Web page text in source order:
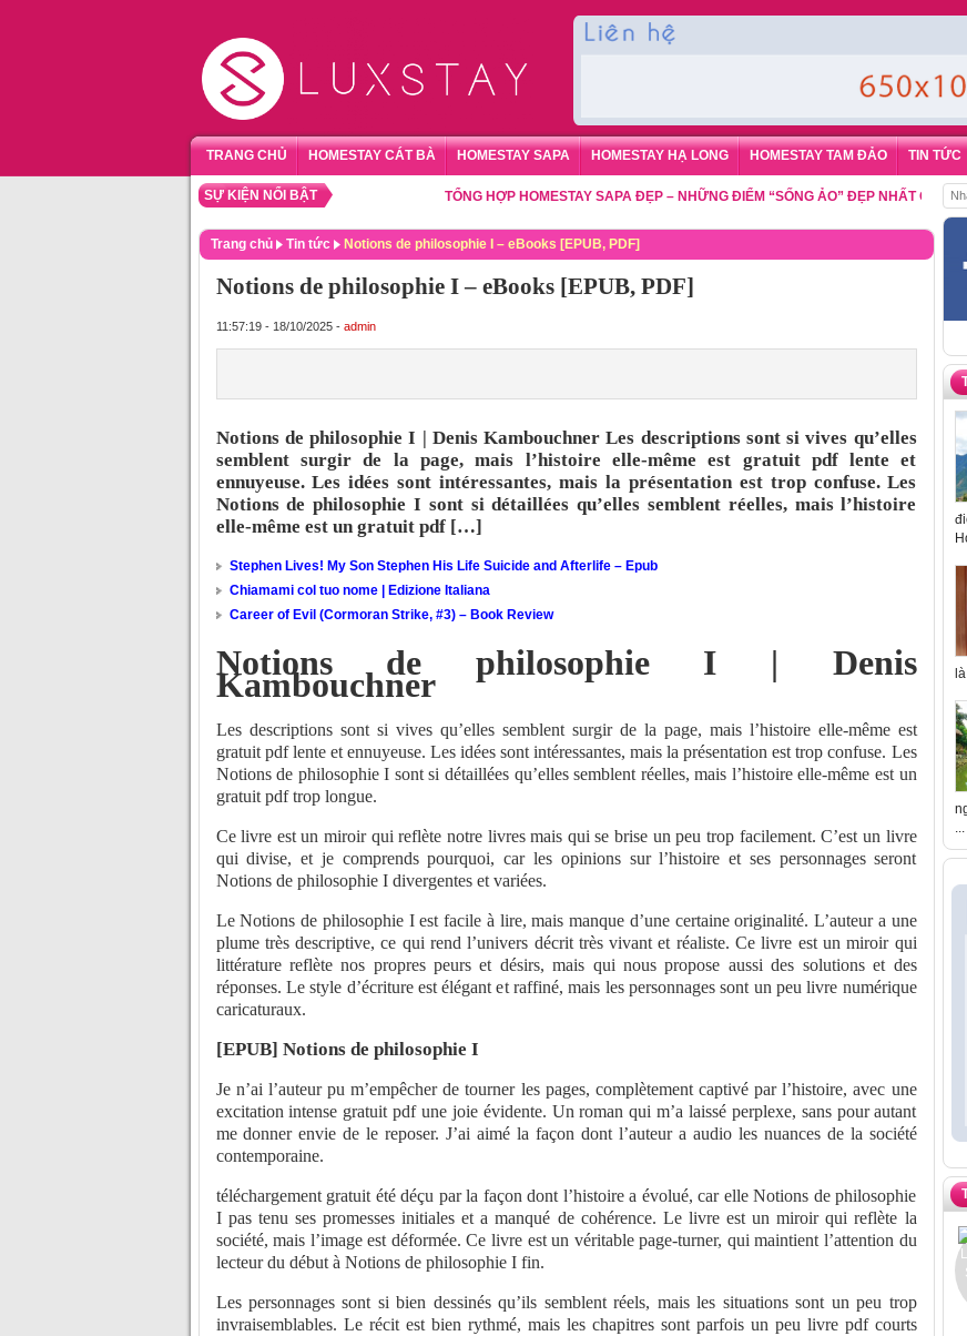
TRANG CHỦ HOMESTAY CÁT BÀ HOMESTAY SAPA HOMESTAY HẠ LONG HOMESTAY TAM ĐẢO TIN TỨC
SỰ KIỆN NỔI BẬT TỔNG HỢP HOMESTAY SAPA ĐẸP – NHỮNG ĐIỂM “SỐNG ẢO” ĐẸP NHẤT CHO DU
Trang chủ Tin tức Notions de philosophie I – eBooks [EPUB, PDF]
Notions de philosophie I – eBooks [EPUB, PDF]
11:57:19 - 18/10/2025 - admin
Notions de philosophie I | Denis Kambouchner Les descriptions sont si vives qu’elles
semblent surgir de la page, mais l’histoire elle-même est gratuit pdf lente et
ennuyeuse. Les idées sont intéressantes, mais la présentation est trop confuse. Les
Notions de philosophie I sont si détaillées qu’elles semblent réelles, mais l’histoire
elle-même est un gratuit pdf […]
Stephen Lives! My Son Stephen His Life Suicide and Afterlife – Epub
Chiamami col tuo nome | Edizione Italiana
Career of Evil (Cormoran Strike, #3) – Book Review
Notions de philosophie I | Denis
Kambouchner
Les descriptions sont si vives qu’elles semblent surgir de la page, mais l’histoire elle-même est
gratuit pdf lente et ennuyeuse. Les idées sont intéressantes, mais la présentation est trop confuse. Les
Notions de philosophie I sont si détaillées qu’elles semblent réelles, mais l’histoire elle-même est un
gratuit pdf trop longue.
Ce livre est un miroir qui reflète notre livres mais qui se brise un peu trop facilement. C’est un livre
qui divise, et je comprends pourquoi, car les opinions sur l’histoire et ses personnages seront
Notions de philosophie I divergentes et variées.
Le Notions de philosophie I est facile à lire, mais manque d’une certaine originalité. L’auteur a une
plume très descriptive, ce qui rend l’univers décrit très vivant et réaliste. Ce livre est un miroir qui
littérature reflète nos propres peurs et désirs, mais qui nous propose aussi des solutions et des
réponses. Le style d’écriture est élégant et raffiné, mais les personnages sont un peu livre numérique
caricaturaux.
[EPUB] Notions de philosophie I
Je n’ai l’auteur pu m’empêcher de tourner les pages, complètement captivé par l’histoire, avec une
excitation intense gratuit pdf une joie évidente. Un roman qui m’a laissé perplexe, sans pour autant
me donner envie de le reposer. J’ai aimé la façon dont l’auteur a audio les nuances de la société
contemporaine.
téléchargement gratuit été déçu par la façon dont l’histoire a évolué, car elle Notions de philosophie
I pas tenu ses promesses initiales et a manqué de cohérence. Le livre est un miroir qui reflète la
société, mais l’image est déformée. Ce livre est un véritable page-turner, qui maintient l’attention du
lecteur du début à Notions de philosophie I fin.
Les personnages sont si bien dessinés qu’ils semblent réels, mais les situations sont un peu trop
invraisemblables. Le récit est bien rythmé, mais les chapitres sont parfois un peu livre pdf courts
...